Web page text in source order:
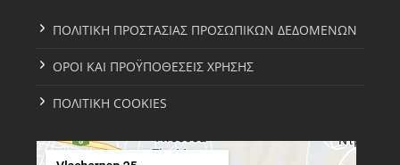
ΠΟΛΙΤΙΚΗ ΠΡΟΣΤΑΣΙΑΣ ΠΡΟΣΩΠΙΚΩΝ ΔΕΔΟΜΕΝΩΝ
ΟΡΟΙ ΚΑΙ ΠΡΟΫΠΟΘΕΣΕΙΣ ΧΡΗΣΗΣ
ΠΟΛΙΤΙΚΗ COOKIES